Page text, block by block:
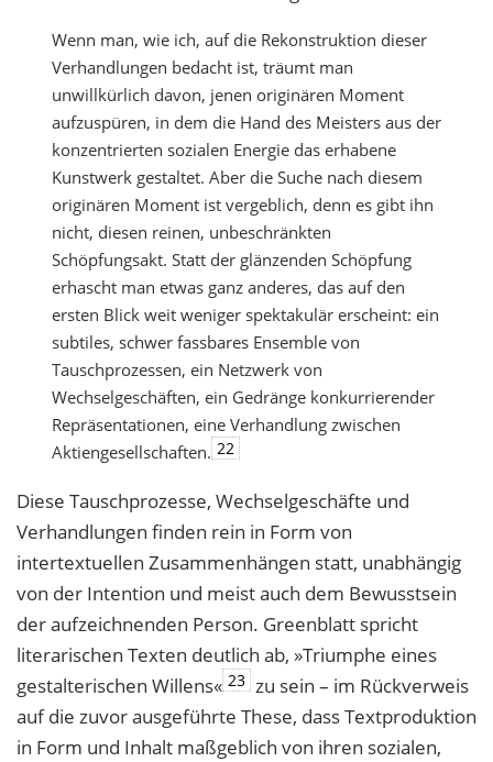
Wenn man, wie ich, auf die Rekonstruktion dieser
Verhandlungen bedacht ist, träumt man
unwillkürlich davon, jenen originären Moment
aufzuspüren, in dem die Hand des Meisters aus der
konzentrierten sozialen Energie das erhabene
Kunstwerk gestaltet. Aber die Suche nach diesem
originären Moment ist vergeblich, denn es gibt ihn
nicht, diesen reinen, unbeschränkten
Schöpfungsakt. Statt der glänzenden Schöpfung
erhascht man etwas ganz anderes, das auf den
ersten Blick weit weniger spektakulär erscheint: ein
subtiles, schwer fassbares Ensemble von
Tauschprozessen, ein Netzwerk von
Wechselgeschäften, ein Gedränge konkurrierender
Repräsentationen, eine Verhandlung zwischen
Aktiengesellschaften. 22
Diese Tauschprozesse, Wechselgeschäfte und
Verhandlungen finden rein in Form von
intertextuellen Zusammenhängen statt, unabhängig
von der Intention und meist auch dem Bewusstsein
der aufzeichnenden Person. Greenblatt spricht
literarischen Texten deutlich ab, »Triumphe eines
gestalterischen Willens« 23 zu sein – im Rückverweis
auf die zuvor ausgeführte These, dass Textproduktion
in Form und Inhalt maßgeblich von ihren sozialen,